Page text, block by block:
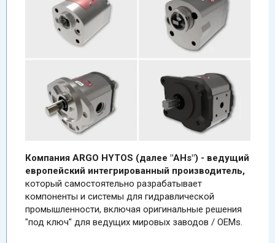
Компания ARGO HYTOS (далее "AHs") - ведущий
европейский интегрированный производитель,
который самостоятельно разрабатывает
компоненты и системы для гидравлической
промышленности, включая оригинальные решения
"под ключ" для ведущих мировых заводов / OEMs.